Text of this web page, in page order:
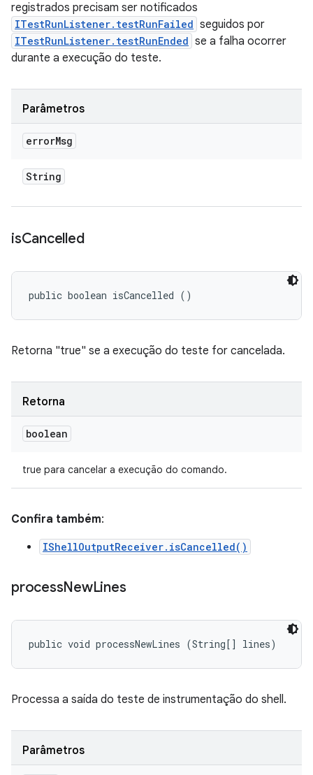
registrados precisam ser notificados
ITestRunListener.testRunFailed seguidos por
ITestRunListener.testRunEnded se a falha ocorrer
durante a execução do teste.
Parâmetros
errorMsg
String
isCancelled
public boolean isCancelled ()
Retorna "true" se a execução do teste for cancelada.
Retorna
boolean
true para cancelar a execução do comando.
Confira também:
IShellOutputReceiver.isCancelled()
processNewLines
public void processNewLines (String[] lines)
Processa a saída do teste de instrumentação do shell.
Parâmetros